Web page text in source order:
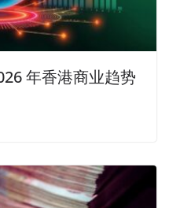
年香港商业趋势